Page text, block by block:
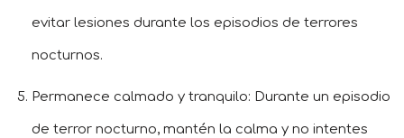
evitar lesiones durante los episodios de terrores
nocturnos.
Permanece calmado y tranquilo: Durante un episodio
de terror nocturno, mantén la calma y no intentes